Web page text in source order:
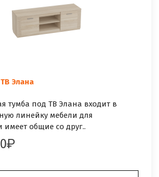
Элана
тумба под ТВ Элана входит в
линейку мебели для
имеет общие со друг..